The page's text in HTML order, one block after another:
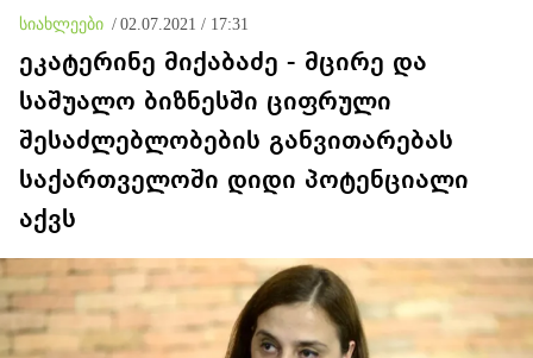
სიახლეები / 02.07.2021 / 17:31
ეკატერინე მიქაბაძე - მცირე და
საშუალო ბიზნესში ციფრული
შესაძლებლობების განვითარებას
საქართველოში დიდი პოტენციალი
აქვს